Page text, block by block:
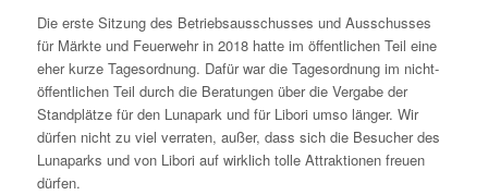
Die erste Sitzung des Betriebsausschusses und Ausschusses
für Märkte und Feuerwehr in 2018 hatte im öffentlichen Teil eine
eher kurze Tagesordnung. Dafür war die Tagesordnung im nicht-
öffentlichen Teil durch die Beratungen über die Vergabe der
Standplätze für den Lunapark und für Libori umso länger. Wir
dürfen nicht zu viel verraten, außer, dass sich die Besucher des
Lunaparks und von Libori auf wirklich tolle Attraktionen freuen
dürfen.